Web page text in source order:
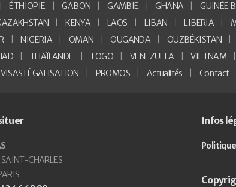
ÉTHIOPIE GABON GAMBIE GHANA GUINÉE
KENYA LAOS LIBAN LIBERIA
NIGERIA OMAN OUGANDA OUZBÉKISTAN
THAÏLANDE TOGO VENEZUELA VIETNAM
VISAS LÉGALISATION PROMOS Actualités Contact
SAINT-CHARLES
Infos